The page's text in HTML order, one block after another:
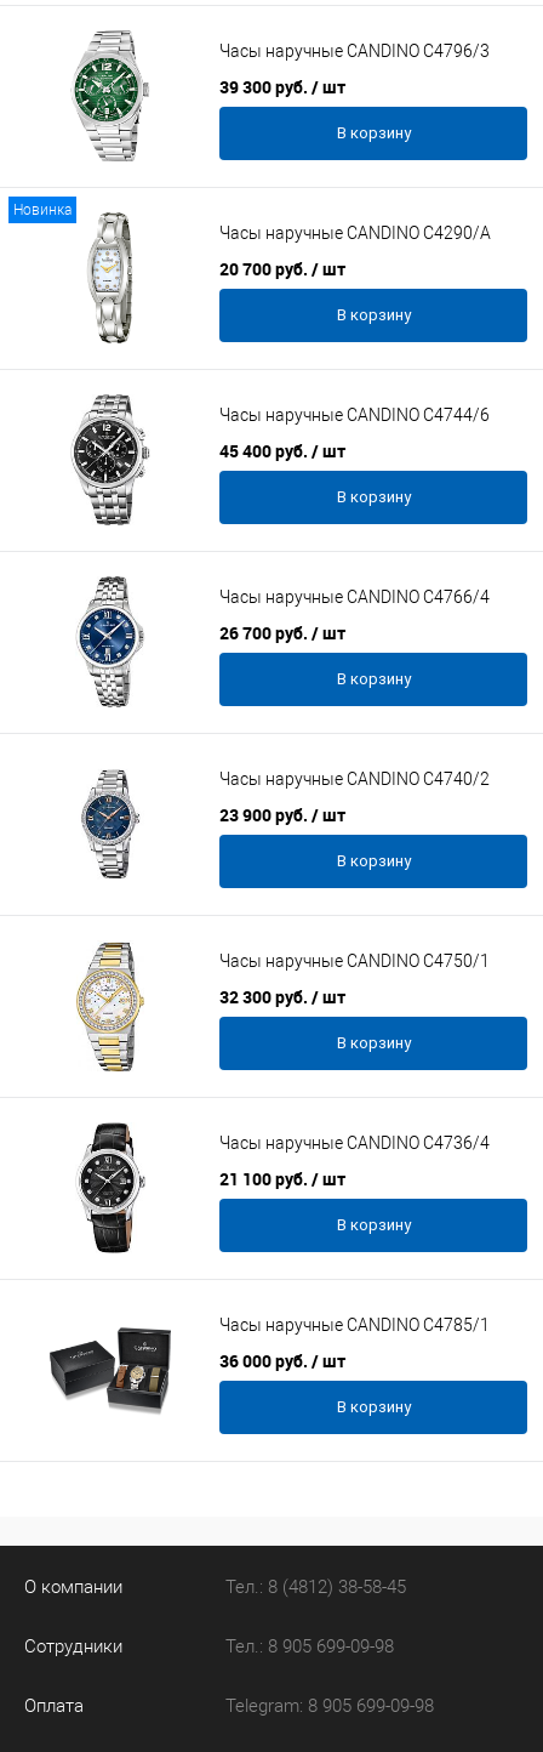
Часы наручные CANDINO C4796/3
39 300 руб. / шт
В корзину
Новинка
Часы наручные CANDINO C4290/A
20 700 руб. / шт
В корзину
Часы наручные CANDINO C4744/6
45 400 руб. / шт
В корзину
Часы наручные CANDINO C4766/4
26 700 руб. / шт
В корзину
Часы наручные CANDINO C4740/2
23 900 руб. / шт
В корзину
Часы наручные CANDINO C4750/1
32 300 руб. / шт
В корзину
Часы наручные CANDINO C4736/4
21 100 руб. / шт
В корзину
Часы наручные CANDINO C4785/1
36 000 руб. / шт
В корзину
О компании
Сотрудники
Оплата
Тел.: 8 (4812) 38-58-45
Тел.: 8 905 699-09-98
Telegram: 8 905 699-09-98